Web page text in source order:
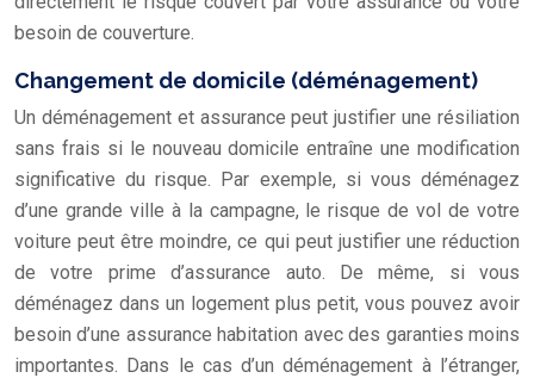
besoin de couverture.
Changement de domicile (déménagement)
Un déménagement et assurancepeut justifier une résiliation
sans frais si le nouveau domicile entraîne une modification
significative du risque. Par exemple, si vous déménagez
d’une grande ville à la campagne, le risque de vol de votre
voiture peut être moindre, ce qui peut justifier une réduction
de votre prime d’assurance auto. De même, si vous
déménagez dans un logement plus petit, vous pouvez avoir
besoin d’une assurance habitation avec des garanties moins
importantes. Dans le cas d’un déménagement à l’étranger,